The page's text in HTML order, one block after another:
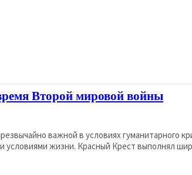
Второй мировой войны
важной в условиях гуманитарного
жизни. Красный Крест выполнял